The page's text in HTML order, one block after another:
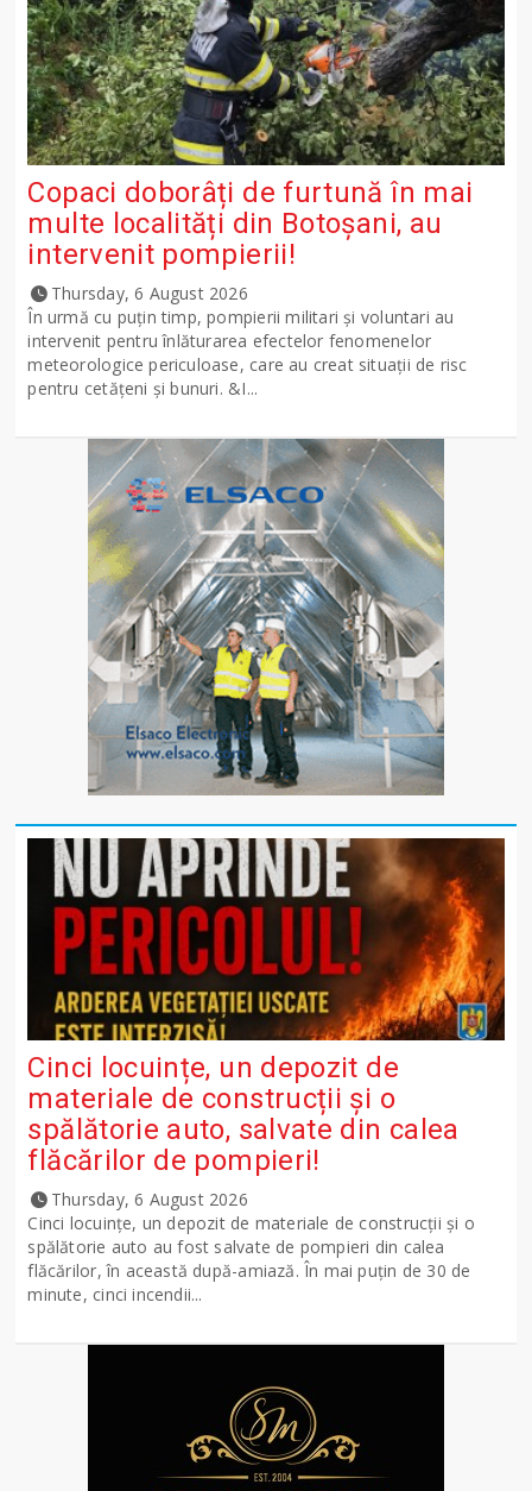
Copaci doborâți de furtună în mai
multe localități din Botoșani, au
intervenit pompierii!
Thursday, 6 August 2026
În urmă cu puțin timp, pompierii militari și voluntari au
intervenit pentru înlăturarea efectelor fenomenelor
meteorologice periculoase, care au creat situații de risc
pentru cetățeni și bunuri. &I...
Cinci locuințe, un depozit de
materiale de construcții și o
spălătorie auto, salvate din calea
flăcărilor de pompieri!
Thursday, 6 August 2026
Cinci locuințe, un depozit de materiale de construcții și o
spălătorie auto au fost salvate de pompieri din calea
flăcărilor, în această după-amiază. În mai puțin de 30 de
minute, cinci incendii...